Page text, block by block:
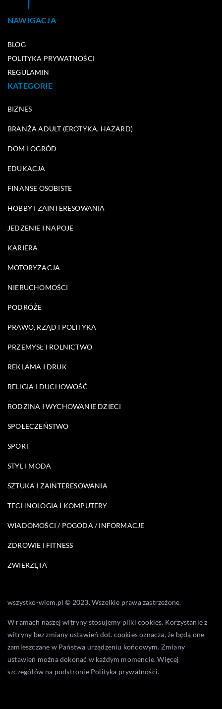
NAWIGACJA
BLOG
POLITYKA PRYWATNOŚCI
REGULAMIN
KATEGORIE
BIZNES
BRANŻA ADULT (EROTYKA, HAZARD)
DOM I OGRÓD
EDUKACJA
FINANSE OSOBISTE
HOBBY I ZAINTERESOWANIA
JEDZENIE I NAPOJE
KARIERA
MOTORYZACJA
NIERUCHOMOŚCI
PODRÓŻE
PRAWO, RZĄD I POLITYKA
PRZEMYSŁ I ROLNICTWO
REKLAMA I DRUK
RELIGIA I DUCHOWOŚĆ
RODZINA I WYCHOWANIE DZIECI
SPOŁECZEŃSTWO
SPORT
STYL I MODA
SZTUKA I ZAINTERESOWANIA
TECHNOLOGIA I KOMPUTERY
WIADOMOŚCI / POGODA / INFORMACJE
ZDROWIE I FITNESS
ZWIERZĘTA
wszystko-wiem.pl © 2023. Wszelkie prawa zastrzeżone.
W ramach naszej witryny stosujemy pliki cookies. Korzystanie z
witryny bez zmiany ustawień dot. cookies oznacza, że będą one
zamieszczane w Państwa urządzeniu końcowym. Zmiany
ustawień można dokonać w każdym momencie. Więcej
szczegółów na podstronie Polityka prywatności.